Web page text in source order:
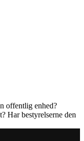
offentlig enhed?
Har bestyrelserne den